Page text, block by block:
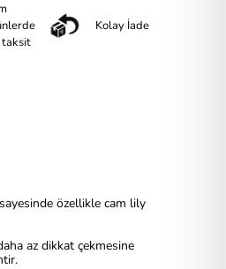
Kolay İade
özellikle cam lily
az dikkat çekmesine